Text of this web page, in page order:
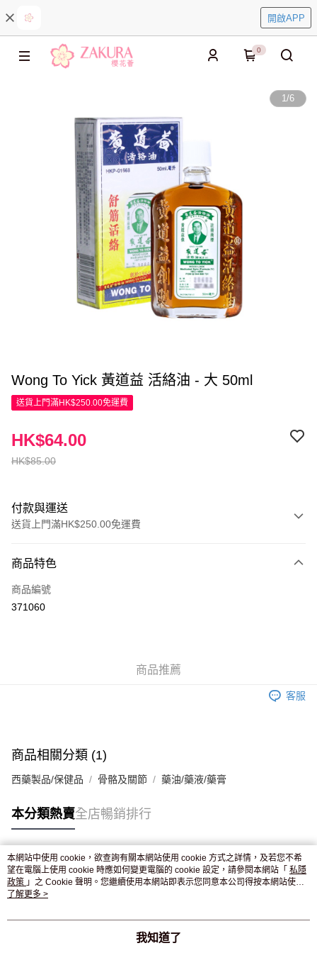
開啟APP
0
1/6
Wong To Yick 黃道益 活絡油 - 大 50ml
送貨上門滿HK$250.00免運費
HK$85.00
HK$64.00
付款與運送
送貨上門滿HK$250.00免運費
信用卡
Apple Pay
付款後門市自取，訂單確認後2-4個工作天到店，7天內取。逾期後
商品特色
商品編號
371060
商品推薦
客服
商品相關分類 (1)
西藥製品/保健品 骨骼及關節 藥油/藥液/藥膏
本分類熱賣全店暢銷排行
熱門標籤
熱銷排行
本網站中使用 cookie，欲查詢有關本網站使用 cookie 方式之詳情，及若您不希
望在電腦上使用 cookie 時應如何變更電腦的 cookie 設定，請參閱本網站「 私隱
政策 」之 Cookie 聲明。您繼續使用本網站即表示您同意本公司得按本網站使用
條款之 Cookie 聲明使用 cookie。
了解更多 >
我知道了